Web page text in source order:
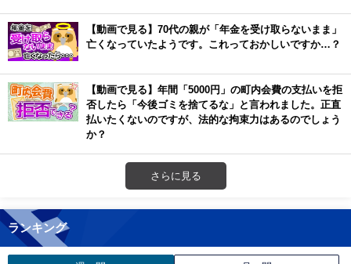
【動画で見る】70代の親が「年金を受け取らないまま」
亡くなっていたようです。これっておかしいですか…？
【動画で見る】年間「5000円」の町内会費の支払いを拒
否したら「今後ゴミを捨てるな」と言われました。正直
払いたくないのですが、法的な拘束力はあるのでしょう
か？
さらに見る
ランキング